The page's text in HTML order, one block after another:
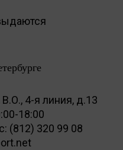
4-я линия, д.13
18:00
(812) 320 99 08